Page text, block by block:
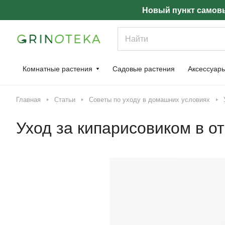
Новый пункт
Комнатные растения Садовые растения
Главная Статьи Советы по уходу в домашних условиях
Уход за кипарисовиком в